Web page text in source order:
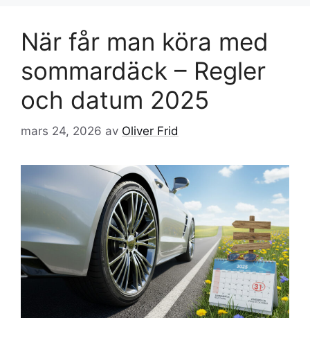
När får man köra med
sommardäck – Regler
och datum 2025
mars 24, 2026 av Oliver Frid